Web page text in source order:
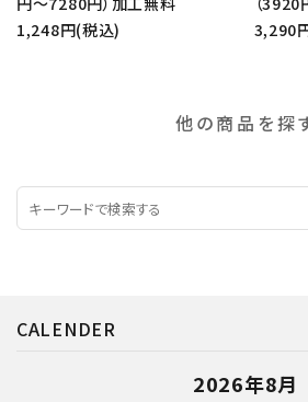
1,248円(税込)
3,290
他の商品を探
CALENDER
2026年8月